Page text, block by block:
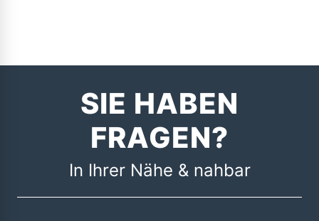
SIE HABEN
FRAGEN?
In Ihrer Nähe & nahbar